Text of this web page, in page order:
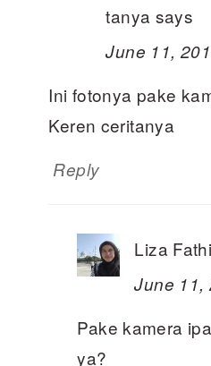
tanya says
June 11,
Ini fotonya pake
Keren ceritanya
Reply
Liza
June 11,
Pake kamera
ya?